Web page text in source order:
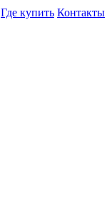
Где купить Контакты